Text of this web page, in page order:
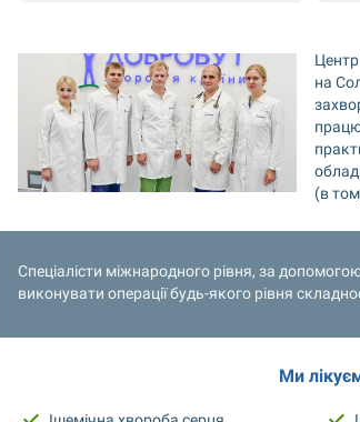
Центр
на
(в
Спеціалісти міжнародного рівня, за
виконувати операції будь-якого рівня
Ми